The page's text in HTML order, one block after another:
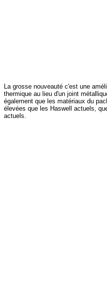
La grosse nouveauté c'est une
thermique au lieu d'un joint
également que les matériaux du
élevées que les Haswell actuels,
actuels.